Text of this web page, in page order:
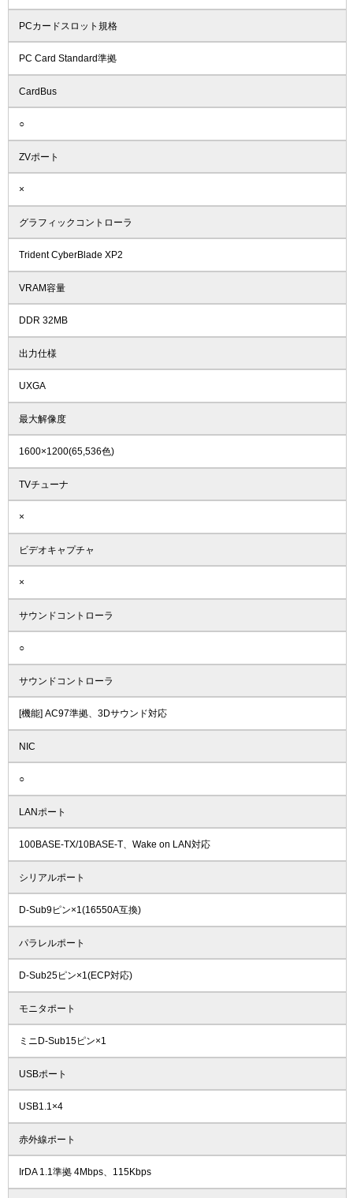
PCカードスロット規格
PC Card Standard準拠
CardBus
○
ZVポート
×
グラフィックコントローラ
Trident CyberBlade XP2
VRAM容量
DDR 32MB
出力仕様
UXGA
最大解像度
1600×1200(65,536色)
TVチューナ
×
ビデオキャプチャ
×
サウンドコントローラ
○
サウンドコントローラ
[機能] AC97準拠、3Dサウンド対応
NIC
○
LANポート
100BASE-TX/10BASE-T、Wake on LAN対応
シリアルポート
D-Sub9ピン×1(16550A互換)
パラレルポート
D-Sub25ピン×1(ECP対応)
モニタポート
ミニD-Sub15ピン×1
USBポート
USB1.1×4
赤外線ポート
IrDA 1.1準拠 4Mbps、115Kbps